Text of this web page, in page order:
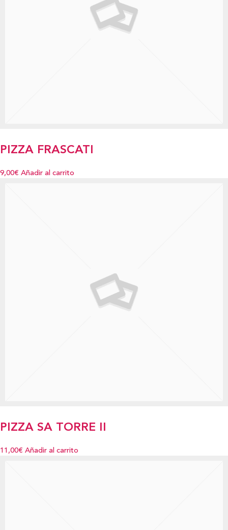
PIZZA FRASCATI
9,00€ Añadir al carrito
PIZZA SA TORRE II
11,00€ Añadir al carrito